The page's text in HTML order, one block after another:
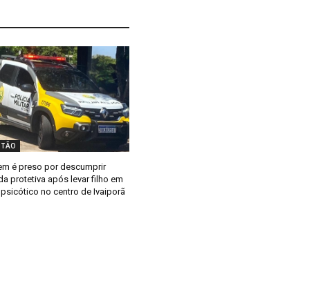
é preso por descumprir
protetiva após levar filho em
no centro de Ivaiporã